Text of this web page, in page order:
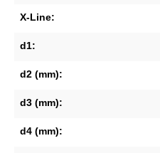
X-Line:
d1:
d2 (mm):
d3 (mm):
d4 (mm):